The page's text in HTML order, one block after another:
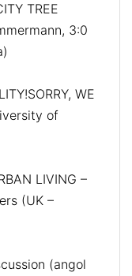
TREE
3:0
WE
of
LIVING –
(UK –
(angol